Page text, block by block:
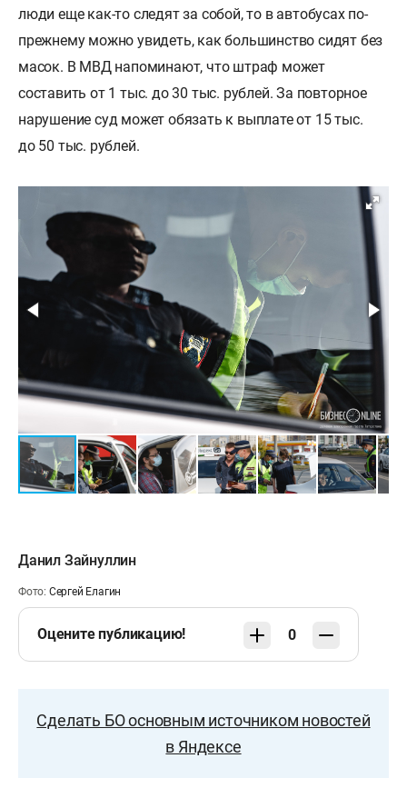
люди еще как-то следят за собой, то в автобусах по-
прежнему можно увидеть, как большинство сидят без
масок. В МВД напоминают, что штраф может
составить от 1 тыс. до 30 тыс. рублей. За повторное
нарушение суд может обязать к выплате от 15 тыс.
до 50 тыс. рублей.
Данил Зайнуллин
Фото: Сергей Елагин
Оцените публикацию! 0
Сделать БО основным источником новостей
в Яндексе